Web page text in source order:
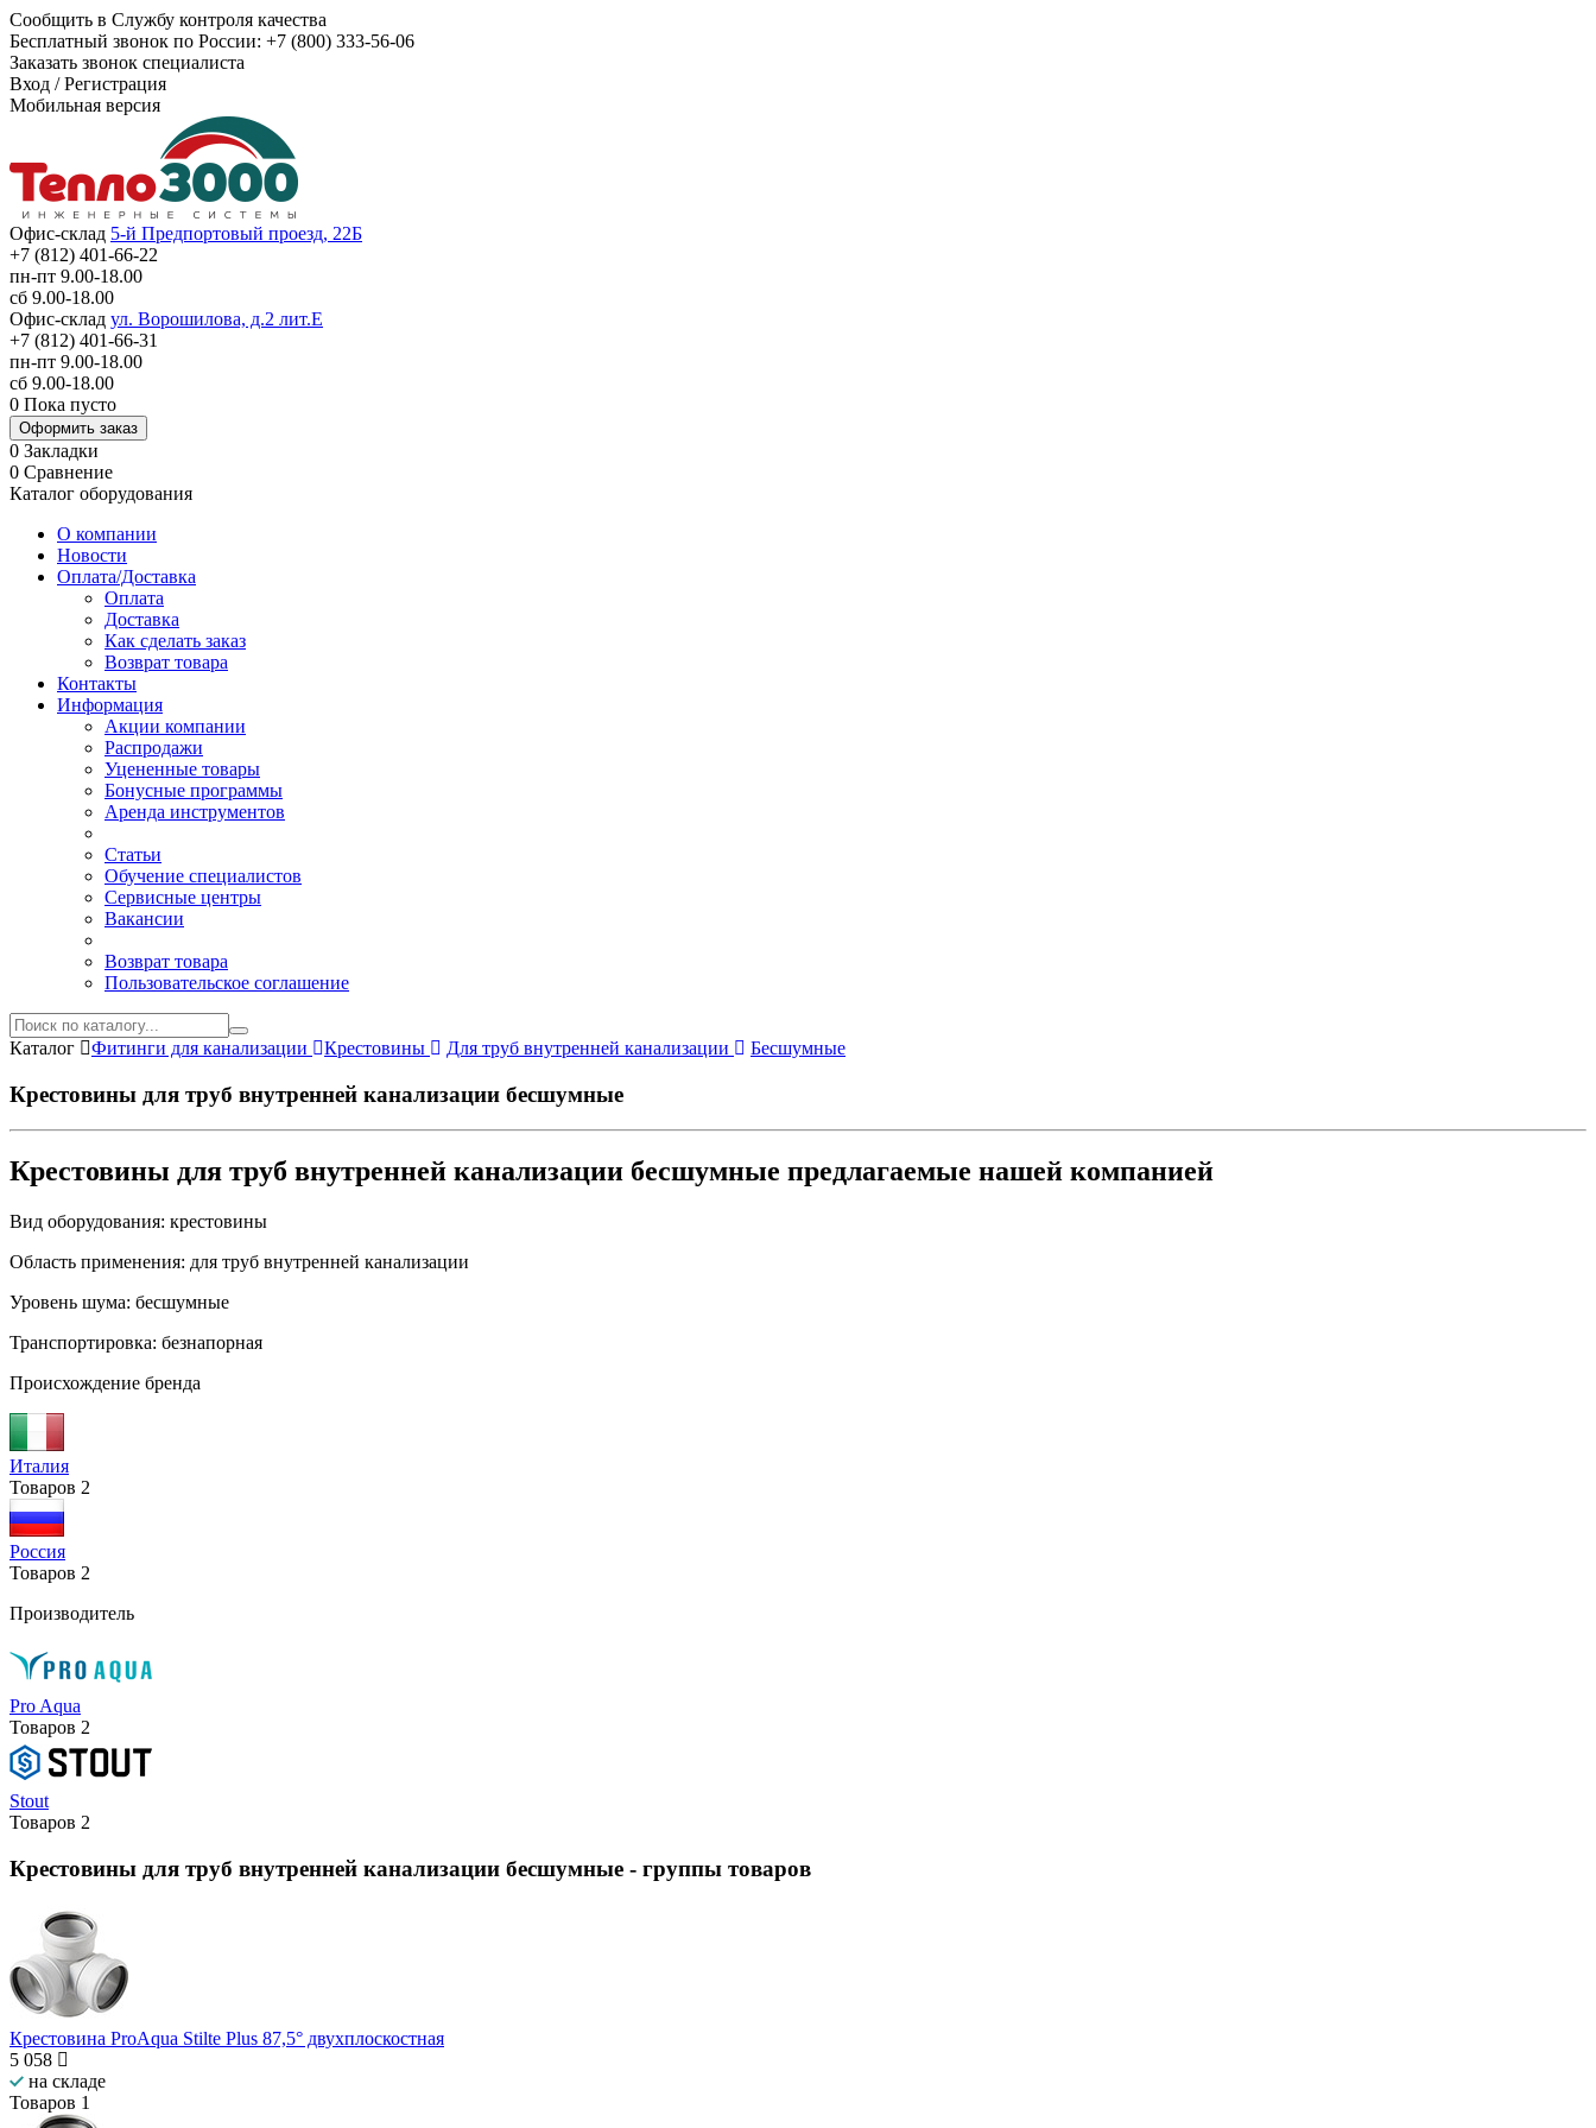
Сообщить в Службу контроля качества
Бесплатный звонок по России: +7 (800) 333-56-06
Заказать звонок специалиста
Вход /Регистрация
Мобильная версия
Офис-склад 5-й Предпортовый проезд, 22Б
+7 (812) 401-66-22
пн-пт 9.00-18.00
сб 9.00-18.00
Офис-склад ул. Ворошилова, д.2 лит.Е
+7 (812) 401-66-31
пн-пт 9.00-18.00
сб 9.00-18.00
0 Пока пусто
Оформить заказ
0 Закладки
0 Сравнение
Каталог оборудования
О компании
Новости
Оплата/Доставка
Оплата
Доставка
Как сделать заказ
Возврат товара
Контакты
Информация
Акции компании
Распродажи
Уцененные товары
Бонусные программы
Аренда инструментов
Статьи
Обучение специалистов
Сервисные центры
Вакансии
Возврат товара
Пользовательское соглашение
Каталог Фитинги для канализации Крестовины Для труб внутренней канализации Бесшумные
Крестовины для труб внутренней канализации бесшумные
Крестовины для труб внутренней канализации бесшумные предлагаемые нашей компанией
Вид оборудования: крестовины
Область применения: для труб внутренней канализации
Уровень шума: бесшумные
Транспортировка: безнапорная
Происхождение бренда
Италия
Товаров 2
Россия
Товаров 2
Производитель
Pro Aqua
Товаров 2
Stout
Товаров 2
Крестовины для труб внутренней канализации бесшумные - группы товаров
Крестовина ProAqua Stilte Plus 87,5° двухплоскостная
5 058
на складе
Товаров 1